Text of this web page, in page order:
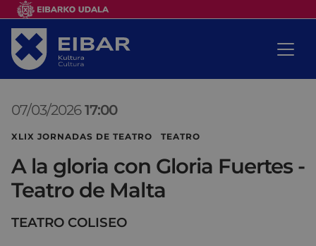
07/03/2026 17:00
XLIX JORNADAS DE TEATRO TEATRO
A la gloria con Gloria Fuertes -
Teatro de Malta
TEATRO COLISEO